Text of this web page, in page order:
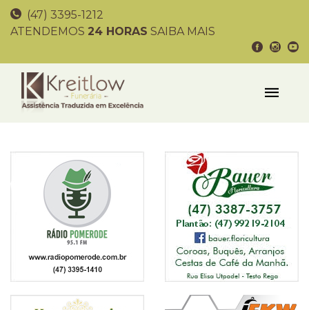
(47) 3395-1212
ATENDEMOS 24 HORAS SAIBA MAIS